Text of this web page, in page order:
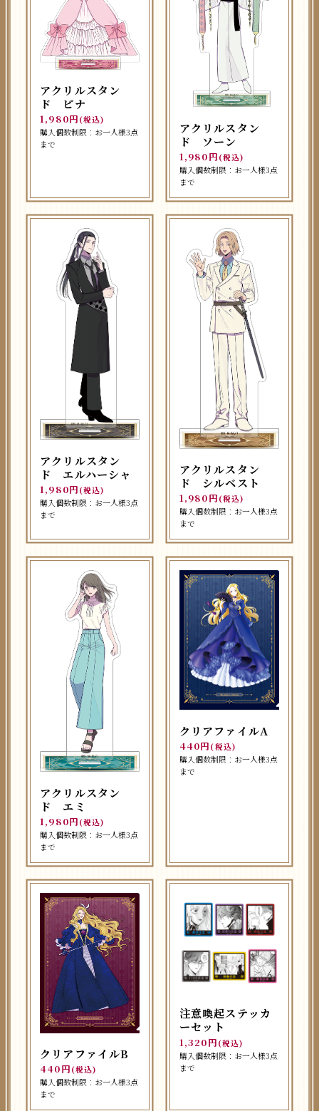
アクリルスタン
ド ピナ
1,980円 (税込)
購入個数制限：お一人様3点
まで
アクリルスタン
ド ソーン
1,980円 (税込)
購入個数制限：お一人様3点
まで
アクリルスタン
ド エルハーシャ
1,980円 (税込)
購入個数制限：お一人様3点
まで
アクリルスタン
ド シルベスト
1,980円 (税込)
購入個数制限：お一人様3点
まで
アクリルスタン
ド エミ
1,980円 (税込)
購入個数制限：お一人様3点
まで
クリアファイルA
440円 (税込)
購入個数制限：お一人様3点
まで
クリアファイルB
440円 (税込)
購入個数制限：お一人様3点
まで
注意喚起ステッカ
ーセット
1,320円 (税込)
購入個数制限：お一人様3点
まで